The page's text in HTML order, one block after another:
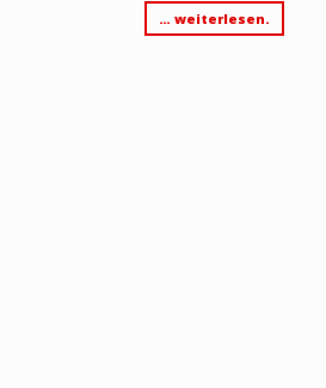
… weiterlesen.